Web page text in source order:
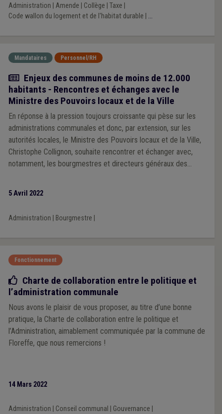
Administration Amende Collège Taxe
Code wallon du logement et de l'habitat durable
...
Mandataires Personnel/RH
Actualité
Enjeux des communes de moins de 12.000
habitants - Rencontres et échanges avec le
Ministre des Pouvoirs locaux et de la Ville
En réponse à la pression toujours croissante qui pèse sur les
administrations communales et donc, par extension, sur les
autorités locales, le Ministre des Pouvoirs locaux et de la Ville,
Christophe Collignon, souhaite rencontrer et échanger avec,
notamment, les bourgmestres et directeurs généraux des
5 Avril 2022
Administration Bourgmestre
Fonctionnement
Bonne pratique
Charte de collaboration entre le politique et
l’administration communale
Nous avons le plaisir de vous proposer, au titre d’une bonne
pratique, la Charte de collaboration entre le politique et
l’Administration, aimablement communiquée par la commune de
Floreffe, que nous remercions !
14 Mars 2022
Administration Conseil communal Gouvernance